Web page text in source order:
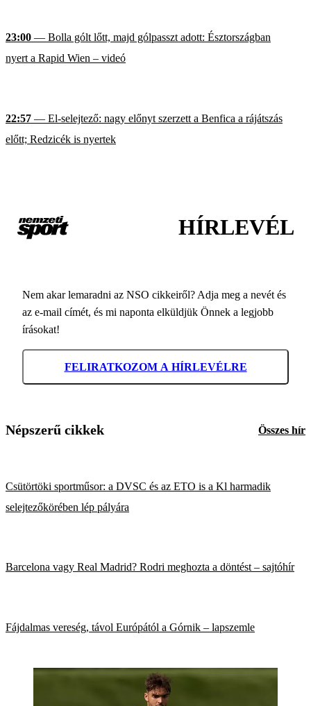
23:00 — Bolla gólt lőtt, majd gólpasszt adott: Észtországban
nyert a Rapid Wien – videó
22:57 — El-selejtező: nagy előnyt szerzett a Benfica a rájátszás
előtt; Redzicék is nyertek
HÍRLEVÉL
Nem akar lemaradni az NSO cikkeiről? Adja meg a nevét és
az e-mail címét, és mi naponta elküldjük Önnek a legjobb
írásokat!
FELIRATKOZOM A HÍRLEVÉLRE
Népszerű cikkek Összes hír
Csütörtöki sportműsor: a DVSC és az ETO is a Kl harmadik
selejtezőkörében lép pályára
Barcelona vagy Real Madrid? Rodri meghozta a döntést – sajtóhír
Fájdalmas vereség, távol Európától a Górnik – lapszemle